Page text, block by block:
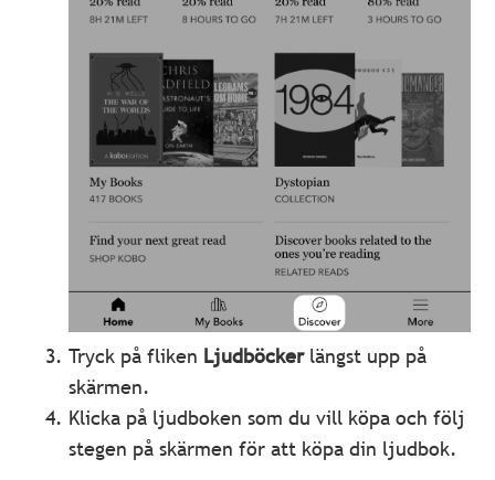
Tryck på fliken Ljudböckerlängst upp på
skärmen.
Klicka på ljudboken som du vill köpa och följ
stegen på skärmen för att köpa din ljudbok.